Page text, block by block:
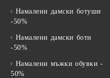
Намалени дамски ботуши
-50%
Намалени дамски боти
-50%
Намалени мъжки обувки -
50%